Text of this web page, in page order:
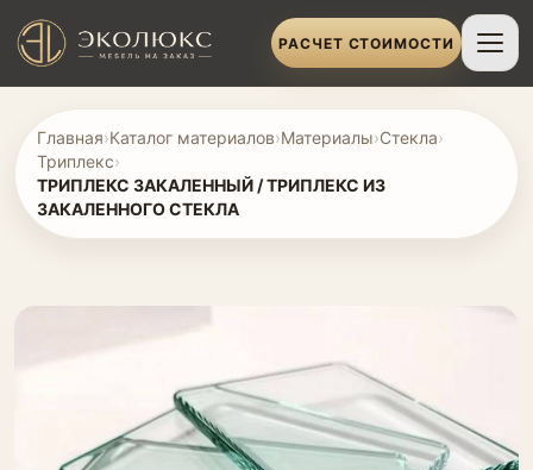
РАСЧЕТ СТОИМОСТИ
Главная›Каталог материалов›Материалы›Стекла›
Триплекс›
ТРИПЛЕКС ЗАКАЛЕННЫЙ / ТРИПЛЕКС ИЗ
ЗАКАЛЕННОГО СТЕКЛА